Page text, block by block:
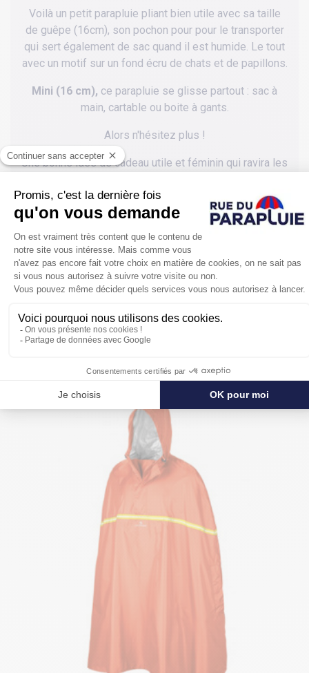
Voilà un petit parapluie pliant bien utile avec sa taille
de guêpe (16cm), son pochon pour pour le transporter
qui sert également de sac quand il est humide. Le tout
avec un motif sur un fond écru de chats et de papillons.
Mini (16 cm), ce parapluie se glisse partout : sac à
main, cartable ou boite à gants.
Alors n'hésitez plus !
Une bonne idée de cadeau utile et féminin qui ravira les
POUR SE PROTÉGER ENCORE PLUS
DE LA PLUIE